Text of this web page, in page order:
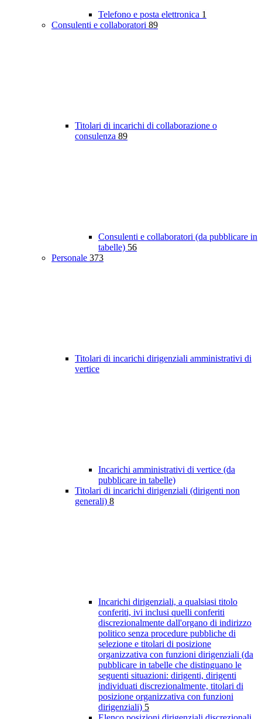
Telefono e posta elettronica 1
Consulenti e collaboratori 89
Titolari di incarichi di collaborazione o
consulenza 89
Consulenti e collaboratori (da pubblicare in
tabelle) 56
Personale 373
Titolari di incarichi dirigenziali amministrativi di
vertice
Incarichi amministrativi di vertice (da
pubblicare in tabelle)
Titolari di incarichi dirigenziali (dirigenti non
generali) 8
Incarichi dirigenziali, a qualsiasi titolo
conferiti, ivi inclusi quelli conferiti
discrezionalmente dall'organo di indirizzo
politico senza procedure pubbliche di
selezione e titolari di posizione
organizzativa con funzioni dirigenziali (da
pubblicare in tabelle che distinguano le
seguenti situazioni: dirigenti, dirigenti
individuati discrezionalmente, titolari di
posizione organizzativa con funzioni
dirigenziali) 5